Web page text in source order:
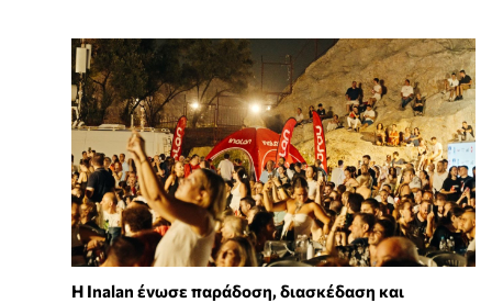
Η Inalan ένωσε παράδοση, διασκέδαση και